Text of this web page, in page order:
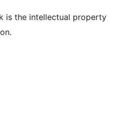
is the intellectual property